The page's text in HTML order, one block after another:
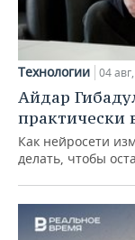
Технологии 04
Айдар
практически
Как нейросети
делать, чтобы